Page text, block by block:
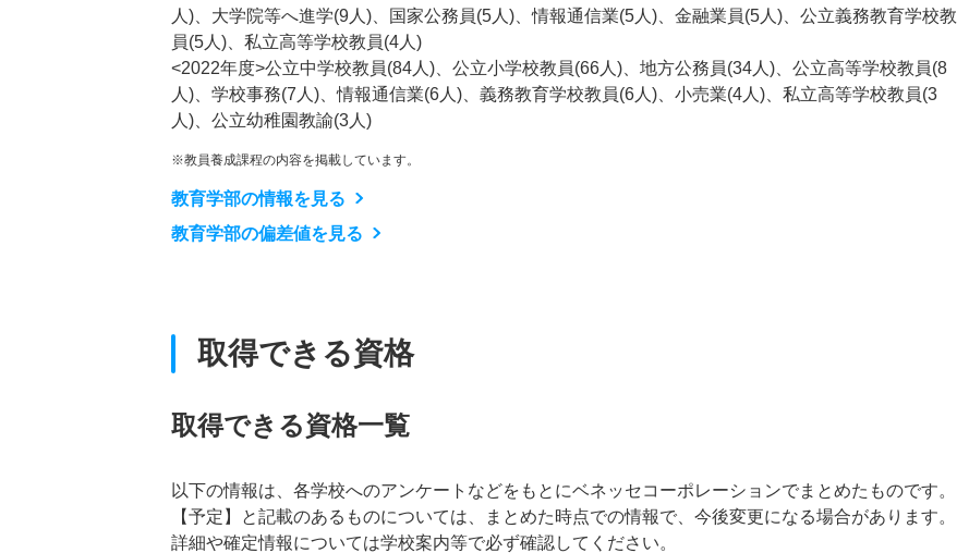
人)、大学院等へ進学(9人)、国家公務員(5人)、情報通信業(5人)、金融業員(5人)、公立義務教育学校教
員(5人)、私立高等学校教員(4人)
<2022年度>公立中学校教員(84人)、公立小学校教員(66人)、地方公務員(34人)、公立高等学校教員(8
人)、学校事務(7人)、情報通信業(6人)、義務教育学校教員(6人)、小売業(4人)、私立高等学校教員(3
人)、公立幼稚園教諭(3人)
※教員養成課程の内容を掲載しています。
教育学部の情報を見る
教育学部の偏差値を見る
取得できる資格
取得できる資格一覧
以下の情報は、各学校へのアンケートなどをもとにベネッセコーポレーションでまとめたものです。
【予定】と記載のあるものについては、まとめた時点での情報で、今後変更になる場合があります。
詳細や確定情報については学校案内等で必ず確認してください。